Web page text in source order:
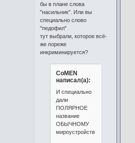
бы в плане слова
"насильник". Или вы
специально слово
"педофил"
тут выбрали, которое всё-
же пореже
инкриминируется?
CoMEN
написал(а):
И специально
дали
ПОЛЯРНОЕ
название
ОБЫЧНОМУ
мироустройству.